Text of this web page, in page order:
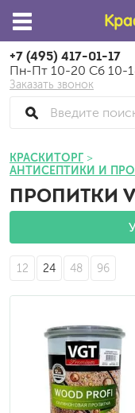
+7 (495) 417-01-17
Пн-Пт 10-20 Сб 10-
Заказать звонок
КРАСКИТОРГ
АНТИСЕПТИКИ И
ПРОПИТКИ
12 24 48 96